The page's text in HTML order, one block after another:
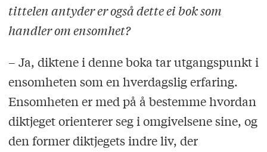
tittelen antyder er også dette ei bok som
handler om ensomhet?
– Ja, diktene i denne boka tar utgangspunkt i
ensomheten som en hverdagslig erfaring.
Ensomheten er med på å bestemme hvordan
diktjeget orienterer seg i omgivelsene sine, og
den former diktjegets indre liv, der